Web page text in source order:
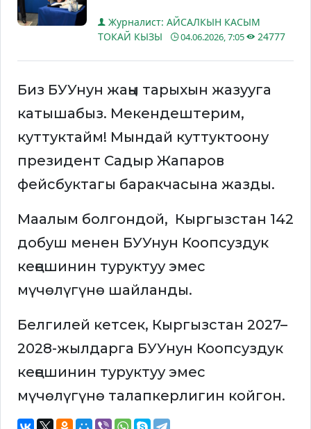
Журналист: АЙСАЛКЫН КАСЫМ
ТОКАЙ КЫЗЫ
04.06.2026, 7:05 24777
Биз БУУнун жаңы тарыхын жазууга
катышабыз. Мекендештерим,
куттуктайм! Мындай куттуктоону
президент Садыр Жапаров
фейсбуктагы баракчасына жазды.
Маалым болгондой, Кыргызстан 142
добуш менен БУУнун Коопсуздук
кеңешинин туруктуу эмес
мүчөлүгүнө шайланды.
Белгилей кетсек, Кыргызстан 2027–
2028-жылдарга БУУнун Коопсуздук
кеңешинин туруктуу эмес
мүчөлүгүнө талапкерлигин койгон.